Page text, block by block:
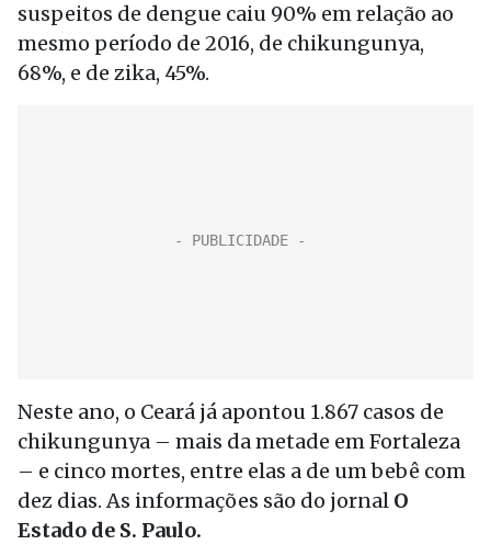
suspeitos de dengue caiu 90% em relação ao
mesmo período de 2016, de chikungunya,
68%, e de zika, 45%.
Neste ano, o Ceará já apontou 1.867 casos de
chikungunya – mais da metade em Fortaleza
– e cinco mortes, entre elas a de um bebê com
dez dias. As informações são do jornal O
Estado de S. Paulo.